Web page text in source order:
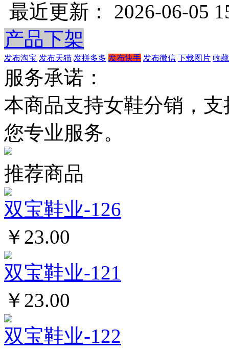
最近更新： 2026-06-05
产品下架
发布淘宝 发布天猫 发拼多多 发布快手 发布微信 下载图片 收
服务承诺：
本商品支持女鞋分销，
您专业服务。
推荐商品
双宝鞋业-126
￥23.00
双宝鞋业-121
￥23.00
双宝鞋业-122